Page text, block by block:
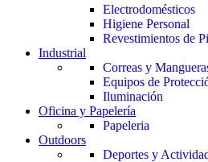
Electrodomésticos
Higiene Personal
Revestimientos de
Industrial
Correas y
Equipos de
Iluminación
Oficina y Papelería
Papeleria
Outdoors
Deportes y